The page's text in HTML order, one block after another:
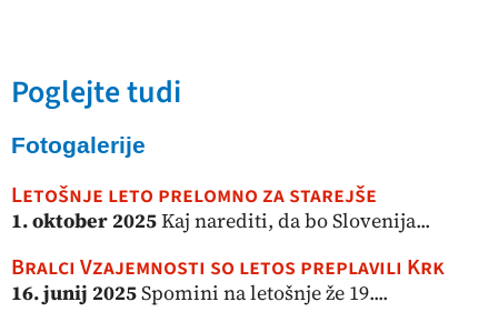
Poglejte tudi
Fotogalerije
Letošnje leto prelomno za starejše
1. oktober 2025Kaj narediti, da bo Slovenija...
Bralci Vzajemnosti so letos preplavili Krk
16. junij 2025Spomini na letošnje že 19....